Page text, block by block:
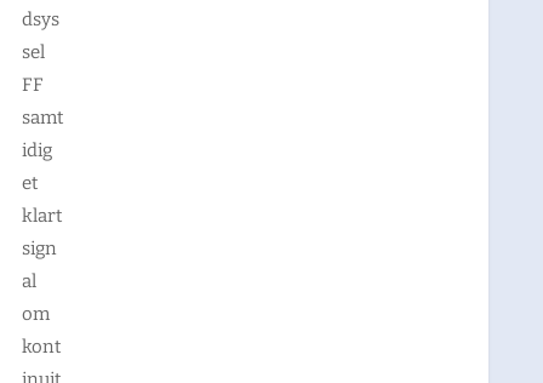
dsys
sel
FF
samt
idig
et
klart
sign
al
om
kont